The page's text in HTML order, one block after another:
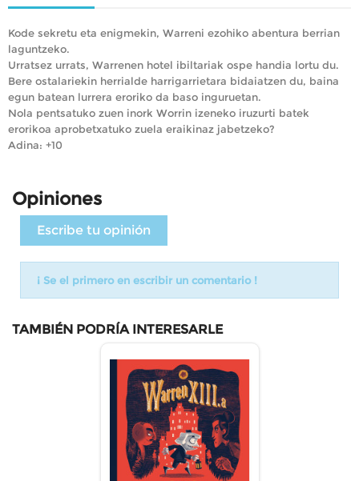
Kode sekretu eta enigmekin, Warreni ezohiko abentura berrian
laguntzeko.
Urratsez urrats, Warrenen hotel ibiltariak ospe handia lortu du.
Bere ostalariekin herrialde harrigarrietara bidaiatzen du, baina
egun batean lurrera eroriko da baso inguruetan.
Nola pentsatuko zuen inork Worrin izeneko iruzurti batek
erorikoa aprobetxatuko zuela eraikinaz jabetzeko?
Adina: +10
Opiniones
Escribe tu opinión
¡ Se el primero en escribir un comentario !
TAMBIÉN PODRÍA INTERESARLE